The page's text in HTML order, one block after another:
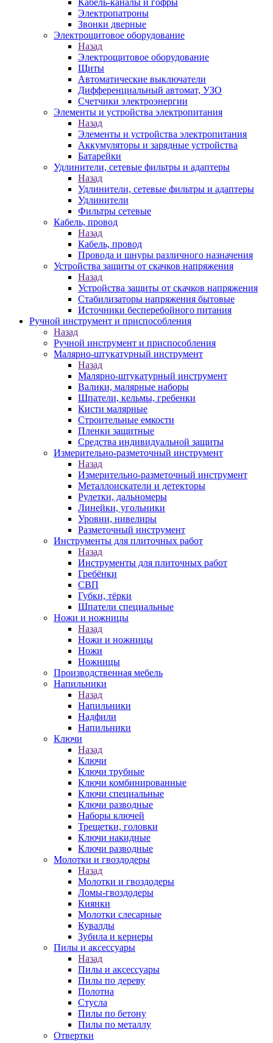
Кабель-каналы и гофры
Электропатроны
Звонки дверные
Электрощитовое оборудование
Назад
Электрощитовое оборудование
Щиты
Автоматические выключатели
Дифференциальный автомат, УЗО
Счетчики электроэнергии
Элементы и устройства электропитания
Назад
Элементы и устройства электропитания
Аккумуляторы и зарядные устройства
Батарейки
Удлинители, сетевые фильтры и адаптеры
Назад
Удлинители, сетевые фильтры и адаптеры
Удлинители
Фильтры сетевые
Кабель, провод
Назад
Кабель, провод
Провода и шнуры различного назначения
Устройства защиты от скачков напряжения
Назад
Устройства защиты от скачков напряжения
Стабилизаторы напряжения бытовые
Источники бесперебойного питания
Ручной инструмент и приспособления
Назад
Ручной инструмент и приспособления
Малярно-штукатурный инструмент
Назад
Малярно-штукатурный инструмент
Валики, малярные наборы
Шпатели, кельмы, гребенки
Кисти малярные
Строительные емкости
Пленки защитные
Средства индивидуальной защиты
Измерительно-разметочный инструмент
Назад
Измерительно-разметочный инструмент
Металлоискатели и детекторы
Рулетки, дальномеры
Линейки, угольники
Уровни, нивелиры
Разметочный инструмент
Инструменты для плиточных работ
Назад
Инструменты для плиточных работ
Гребёнки
СВП
Губки, тёрки
Шпатели специальные
Ножи и ножницы
Назад
Ножи и ножницы
Ножи
Ножницы
Производственная мебель
Напильники
Назад
Напильники
Надфили
Напильники
Ключи
Назад
Ключи
Ключи трубные
Ключи комбинированные
Ключи специальные
Ключи разводные
Наборы ключей
Трещетки, головки
Ключи накидные
Ключи разводные
Молотки и гвоздодеры
Назад
Молотки и гвоздодеры
Ломы-гвоздодеры
Киянки
Молотки слесарные
Кувалды
Зубила и кернеры
Пилы и аксессуары
Назад
Пилы и аксессуары
Пилы по дереву
Полотна
Стусла
Пилы по бетону
Пилы по металлу
Отвертки